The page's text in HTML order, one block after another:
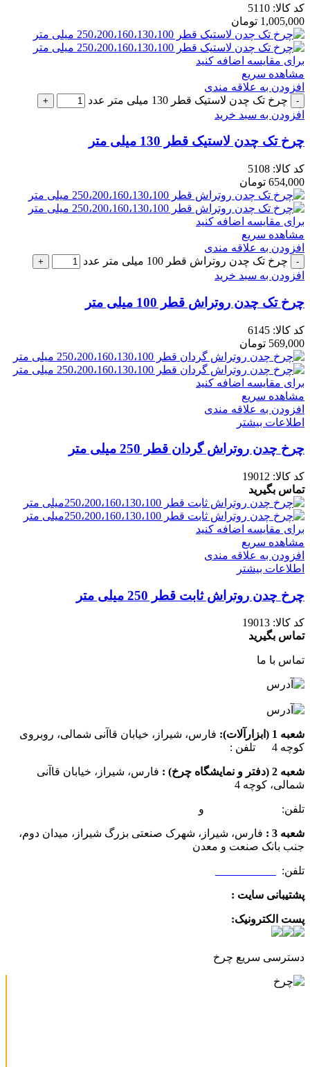
کد کالا: 5110
1,005,000 تومان
برای مقایسه اضافه کنید
مشاهده سریع
افزودن به علاقه مندی
چرخ تک چدن لاستیک قطر 130 میلی متر عدد
افزودن به سبد خرید
چرخ تک چدن لاستیک قطر 130 میلی متر
کد کالا: 5108
654,000 تومان
برای مقایسه اضافه کنید
مشاهده سریع
افزودن به علاقه مندی
چرخ تک چدن روتراش قطر 100 میلی متر عدد
افزودن به سبد خرید
چرخ تک چدن روتراش قطر 100 میلی متر
کد کالا: 6145
569,000 تومان
برای مقایسه اضافه کنید
مشاهده سریع
افزودن به علاقه مندی
اطلاعات بیشتر
چرخ چدن روتراش گردان قطر 250 میلی متر
کد کالا: 19012
تماس بگیرید
برای مقایسه اضافه کنید
مشاهده سریع
افزودن به علاقه مندی
اطلاعات بیشتر
چرخ چدن روتراش ثابت قطر 250 میلی متر
کد کالا: 19013
تماس بگیرید
تماس با ما
شعبه 1 (ابزارآلات):
فارس، شیراز، خیابان قاآنی شمالی، روبروی
کوچه 4 تلفن :
شعبه 2 (دفتر و نمایشگاه چرخ) :
فارس، شیراز، خیابان قاآنی
شمالی، کوچه 4
تلفن: و
شعبه 3 :
فارس، شیراز، شهرک صنعتی بزرگ شیراز، میدان دوم،
جنب بانک صنعت و معدن
تلفن:
پشتیبانی سایت :
پست الکترونیک:
دسترسی سریع چرخ